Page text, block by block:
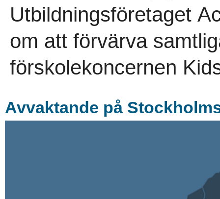
Utbildningsföretaget
om att förvärva
förskolekoncernen
Avvaktande på